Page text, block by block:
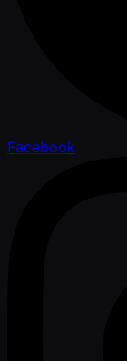
Facebook